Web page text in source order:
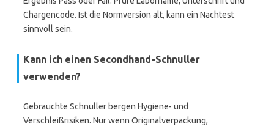
Chargencode. Ist die Normversion alt, kann ein Nachtest
sinnvoll sein.
Kann ich einen Secondhand-Schnuller
verwenden?
Gebrauchte Schnuller bergen Hygiene- und
Verschleißrisiken. Nur wenn Originalverpackung,